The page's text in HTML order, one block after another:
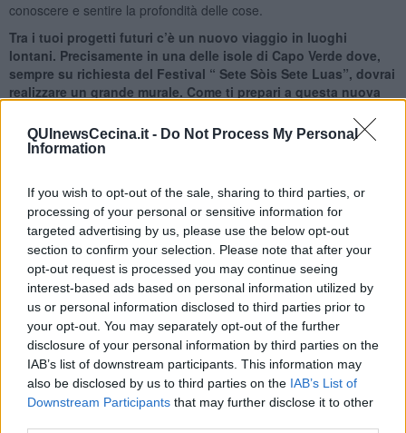
QUInewsCecina.it - Do Not Process My Personal
Information
If you wish to opt-out of the sale, sharing to third parties, or
processing of your personal or sensitive information for
targeted advertising by us, please use the below opt-out
section to confirm your selection. Please note that after your
opt-out request is processed you may continue seeing
interest-based ads based on personal information utilized by
us or personal information disclosed to third parties prior to
your opt-out. You may separately opt-out of the further
disclosure of your personal information by third parties on the
IAB’s list of downstream participants. This information may
also be disclosed by us to third parties on the IAB’s List of
Downstream Participants that may further disclose it to other
conoscere e sentire la profondità delle cose.
Tra i tuoi progetti futuri c’è un nuovo viaggio in luoghi
lontani. Precisamente in una delle isole di Capo Verde dove,
sempre su richiesta del Festival “ Sete Sòis Sete Luas”, dovrai
realizzare un grande murale. Come ti prepari a questa nuova
La cosa che mi affascina è quella di realizzare una grande opera
per uno spazio pubblico. Ho già realizzato grandi murali sopratutto
un grande esperto della tecnica dell’affresco e questa lavoro a
Capo Verde mi offre l’occasione per sperimentare nuove tecniche e
soggetti. Forse ripeterò, sviluppandola in grandi dimensioni, l’idea
che alla base dei miei dipinti presentati a Barga. Chiederò a dei
ragazzi dell’isola di posare per un mio dipinto e poi d’intervenire
successivamente, con un proprio lavoro, nello spazio da me
dipinto, ma che lascio a disposizione per loro. L’idea è quella di
costruire un’opera ed un lavoro insieme, con più voci e segni che
s’incontrano sulla parete del murale. Forse poi quando arriverò
sull’isola cambierò idea, perché l’arte è sempre imprevedibile ed è
sempre pronta ad ascoltare nuove voci e suggestioni che arrivano
all’improvviso, in un modo a volte misterioso. E’ qui la forza e la
bellezza della vera arte.